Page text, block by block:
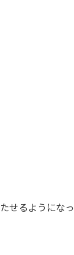
せるようになっ